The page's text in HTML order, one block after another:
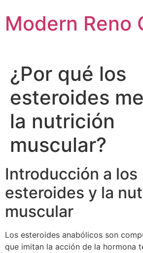
to
content
Modern Reno
¿Por qué los
esteroides
la nutrición
muscular?
Introducción a los
esteroides y la
muscular
Los esteroides anabólicos son
que imitan la acción de la hormona